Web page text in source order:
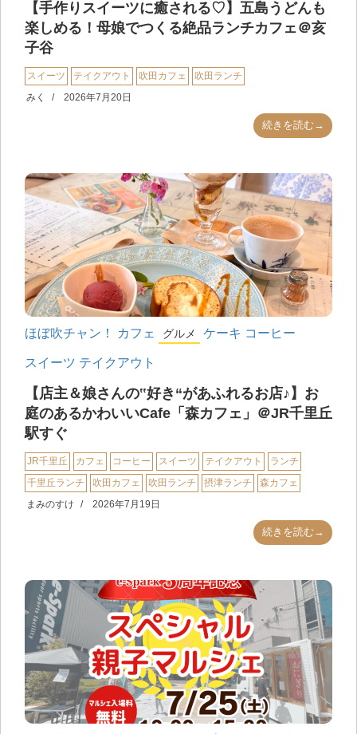
【手作りスイーツに癒される♡】五島うどんも
楽しめる！母娘でつくる絶品ランチカフェ＠亥
子谷
スイーツ テイクアウト 吹田カフェ
吹田ランチ
みく
2026年7月20日
続きを読む→
ほぼ吹チャン！ カフェ グルメ ケーキ コーヒー
スイーツ テイクアウト
【店主＆娘さんの‟好き“があふれるお店♪】お
庭のあるかわいいCafe「森カフェ」＠JR千里丘
駅すぐ
JR千里丘 カフェ コーヒー スイーツ テイクアウト
ランチ
千里丘ランチ
吹田カフェ 吹田ランチ 摂津ランチ
森カフェ
まみのすけ
2026年7月19日
続きを読む→